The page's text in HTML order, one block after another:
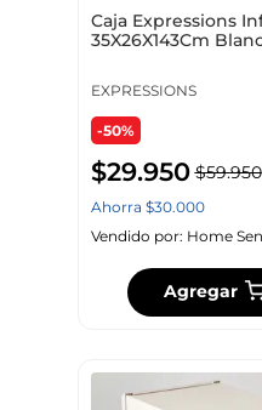
Caja Expressions
35X26X143Cm
EXPRESSIONS
-50%
$29.950 $59.950
Ahorra $30.000
Vendido por: Home
Agregar